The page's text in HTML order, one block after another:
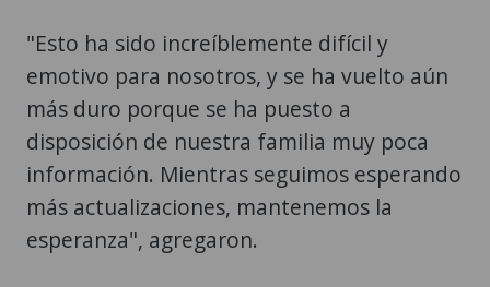
"Esto ha sido increíblemente difícil y
emotivo para nosotros, y se ha vuelto aún
más duro porque se ha puesto a
disposición de nuestra familia muy poca
información. Mientras seguimos esperando
más actualizaciones, mantenemos la
esperanza", agregaron.